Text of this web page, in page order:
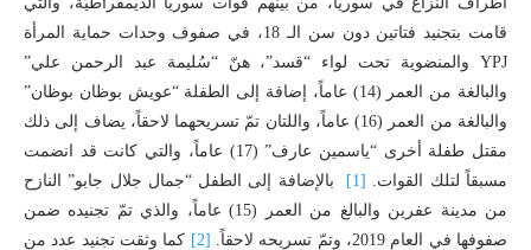
قامت بتجنيد فتاتين دون سن الـ 18، في صفوف وحدات حماية المرأة
YPJ والمنضوية تحت لواء “قسد”، هنّ “سُليمة عبد الرحمن علي”
والبالغة من العمر (14) عاماً، إضافة إلى الطفلة “عويش بوظان بوظان”
والبالغة من العمر (16) عاماً، واللتان تمّ تسريحهما لاحقاً، يضاف إلى ذلك
مقتل طفلة أخرى “ياسمين عارف” (17) عاماً، والتي كانت قد انضمت
مسبقاً لتلك القوات. [1]
بالإضافة إلى الطفل “جمال جلال جابو” النازح
من مدينة عفرين والبالغ من العمر (15) عاماً، والذي تمّ تجنيده ضمن
صفوفها في العام 2019، وتمّ تسريحه لاحقاً.
[2]
كما وثقت تجنيد عدد من